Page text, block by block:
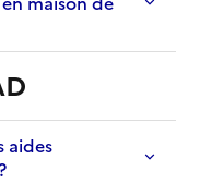
aides